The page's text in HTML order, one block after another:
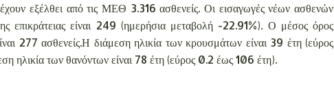
εξέλθει από τις ΜΕΘ 3.316 ασθενείς. Οι εισαγωγές νέων ασθενών
επικράτειας είναι 249 (ημερήσια μεταβολή -22.91%). Ο μέσος όρος
277 ασθενείς.Η διάμεση ηλικία των κρουσμάτων είναι 39 έτη (εύρος
ηλικία των θανόντων είναι 78 έτη (εύρος 0.2 έως 106 έτη).